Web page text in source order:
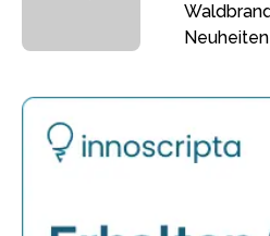
Neuheiten